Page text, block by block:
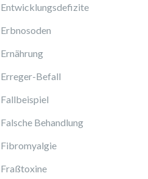
Entwicklungsdefizite
Erbnosoden
Ernährung
Erreger-Befall
Fallbeispiel
Falsche Behandlung
Fibromyalgie
Fraßtoxine